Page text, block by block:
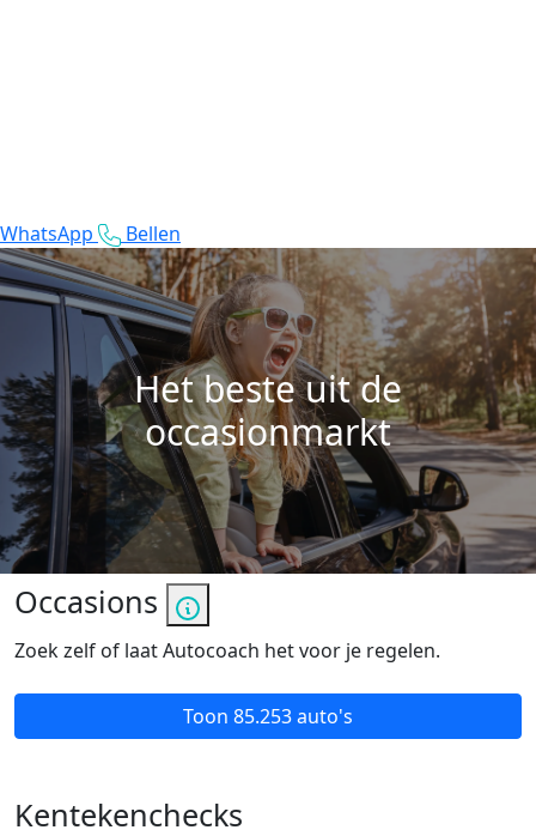
WhatsApp Bellen
Het beste uit de
occasionmarkt
Occasions
Zoek zelf of laat Autocoach het voor je regelen.
Toon 85.253 auto's
Kentekenchecks